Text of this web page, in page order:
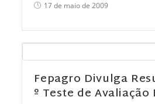
17 de maio de 2009
Fepagro Divulga
º Teste de Avaliação